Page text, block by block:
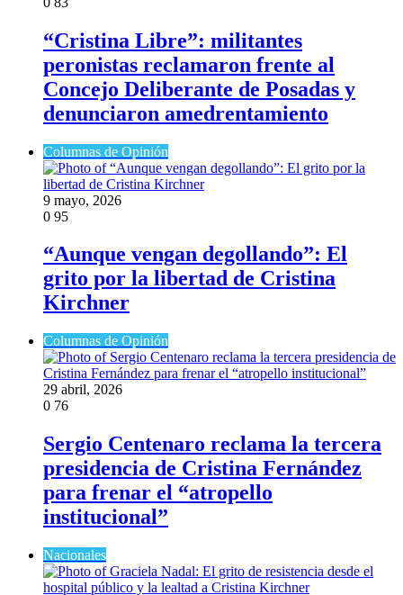
“Cristina Libre”: militantes
peronistas reclamaron frente al
Concejo Deliberante de Posadas y
denunciaron amedrentamiento
Columnas de Opinión
9 mayo, 2026
0 95
“Aunque vengan degollando”: El
grito por la libertad de Cristina
Kirchner
Columnas de Opinión
29 abril, 2026
0 76
Sergio Centenaro reclama la tercera
presidencia de Cristina Fernández
para frenar el “atropello
institucional”
Nacionales